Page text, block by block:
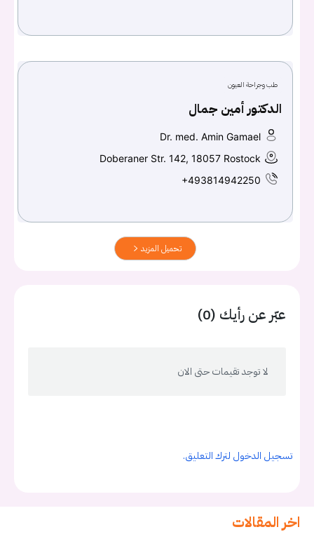
طب وجراحة العيون
الدكتور أمين جمال
Dr. med. Amin Gamael
Doberaner Str. 142, 18057 Rostock
+493814942250
تحميل المزيد
عبّر عن رأيك (0)
لا توجد تقيمات حتى الان
تسجيل الدخول لترك التعليق.
اخر المقالات